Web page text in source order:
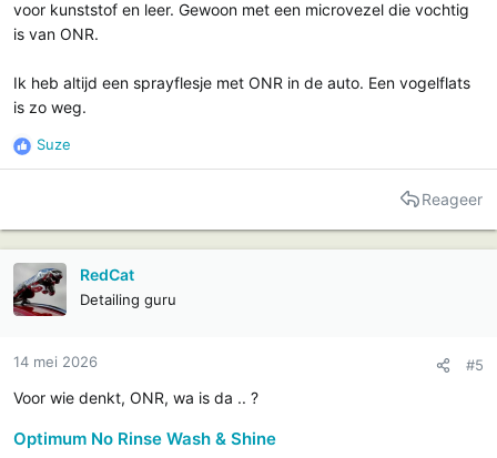
voor kunststof en leer. Gewoon met een microvezel die vochtig
is van ONR.
Ik heb altijd een sprayflesje met ONR in de auto. Een vogelflats
is zo weg.
R
e
i
e
s
Suze
Reageer
RedCat
Detailing guru
14 mei 2026 #5
Voor wie denkt, ONR, wa is da .. ?
Optimum No Rinse Wash & Shine